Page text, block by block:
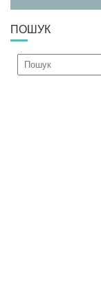
ПОШУК